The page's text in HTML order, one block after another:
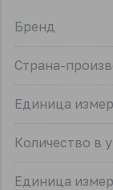
Бренд
Страна-
Единица
Количество в
Единица